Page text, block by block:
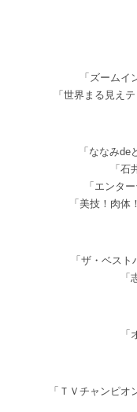
「ズームイ
「世界まる見え
「ななみde
「石
「エンタ
「美技！肉体
「ザ・ベス
「ＴＶチャンピオ